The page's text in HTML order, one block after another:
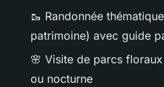
🥾 Randonnée
patrimoine) avec guide
🌸 Visite de parcs
ou nocturne